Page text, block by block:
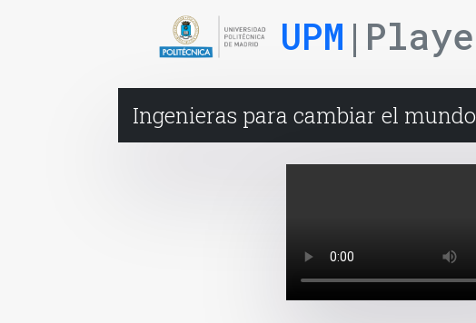
UPM
Ingenieras para cambiar el